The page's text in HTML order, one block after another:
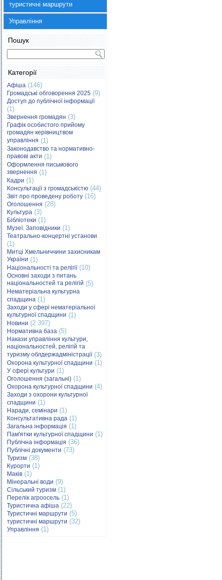
туристичні маршрути
Управління
Пошук
Категорії
Афіша (146)
Громадські обговорення 2025 (9)
Доступ до публічної інформації
(1)
Звернення громадян (3)
Графік особистого прийому
громадян керівництвом
управління (1)
Законодавство та нормативно-
правові акти (1)
Оформлення письмового
звернення (1)
Кадри (1)
Консультації з громадськістю (44)
Звіт про проведену роботу (16)
Оголошення (28)
Культура (3)
Бібліотеки (1)
Музеї. Заповідники (1)
Театрально-концертні установи
(1)
Митці Хмельниччини захисникам
України (1)
Національності та релігії(10)
Основні заходи з питань
національностей та релігій (5)
Нематеріальна культурна
спадщина (1)
Заходи у сфері нематеріальної
культурної спадщини (1)
Новини (2 397)
Нормативна база (5)
Накази управління культури,
національностей, релігій та
туризму облдержадміністрації(3)
Охорона культурної спадщини (1)
У сфері культури (1)
Оголошення (загальні) (1)
Охорона культурної спадщини (4)
Заходи з охорони культурної
спадщини (1)
Наради, семінари (1)
Консультативна рада (1)
Загальна інформація (1)
Пам'ятки культурної спадщини (1)
Публічна інформація (36)
Публічні документи (73)
Туризм (38)
Курорти (1)
Маків (1)
Мінеральні води (9)
Сільський туризм (1)
Перелік агроосель (1)
Туристична афіша (22)
Туристичні маршрути (5)
туристичні маршрути (32)
Управління (1)